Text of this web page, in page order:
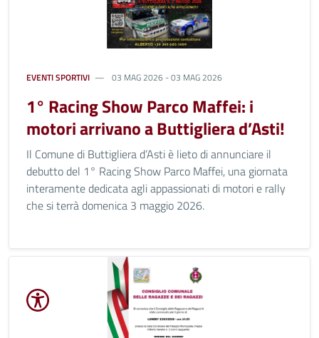
EVENTI SPORTIVI 03 MAG 2026 - 03 MAG 2026
1° Racing Show Parco Maffei: i
motori arrivano a Buttigliera d’Asti!
Il Comune di Buttigliera d’Asti è lieto di annunciare il
debutto del 1° Racing Show Parco Maffei, una giornata
interamente dedicata agli appassionati di motori e rally
che si terrà domenica 3 maggio 2026.